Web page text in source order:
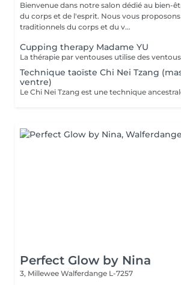
Bienvenue dans notre salon dédié au bien-
du corps et de l'esprit. Nous vous
traditionnels du corps et du v...
Cupping therapy Madame YU
Technique taoïste Chi Nei Tzang
ventre)
Perfect Glow by Nina
3, Millewee Walferdange L-7257